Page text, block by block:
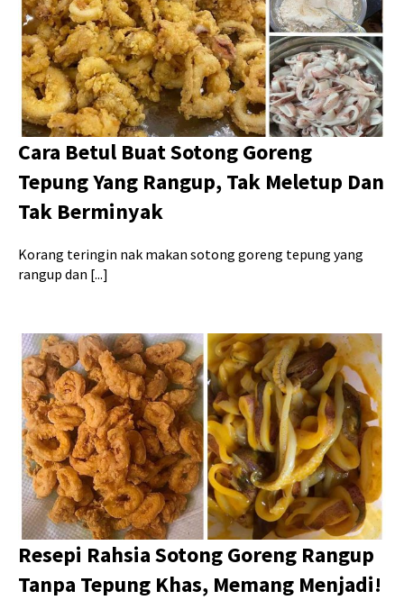
Cara Betul Buat Sotong Goreng
Tepung Yang Rangup, Tak Meletup Dan
Tak Berminyak
Korang teringin nak makan sotong goreng tepung yang
rangup dan [...]
Resepi Rahsia Sotong Goreng Rangup
Tanpa Tepung Khas, Memang Menjadi!